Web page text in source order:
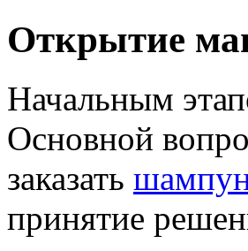
Открытие
Начальным
Основной
заказать
принятие